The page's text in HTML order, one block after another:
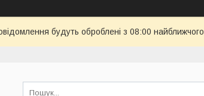
будуть оброблені з 08:00